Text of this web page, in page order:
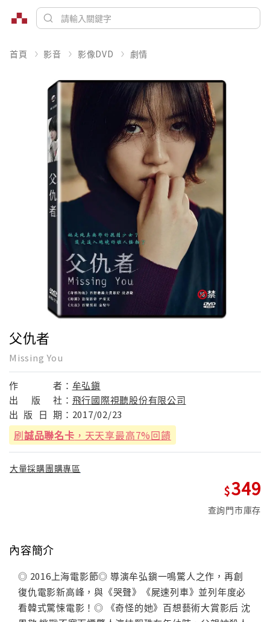
首頁 影音 影像DVD 劇情
父仇者
Missing You
作 者： 牟弘鎭
出
版 社： 飛行國際視聽股份有限公司
出 版 日 期： 2017/02/23
刷誠品聯名卡 ，天天享最高7%回饋
大量採購團購專區
349
查詢門市庫存
內容簡介
◎ 2016上海電影節◎ 導演牟弘鎭一鳴驚人之作，再創
復仇電影新高峰，與《哭聲》《屍速列車》並列年度必
看韓式驚悚電影！◎ 《奇怪的她》百想藝術大賞影后 沈